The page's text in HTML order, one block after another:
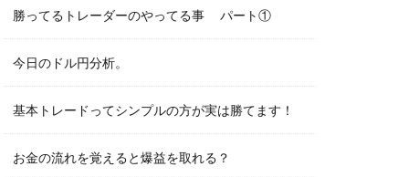
勝ってるトレーダーのやってる事 パート①
今日のドル円分析。
基本トレードってシンプルの方が実は勝てます！
お金の流れを覚えると爆益を取れる？